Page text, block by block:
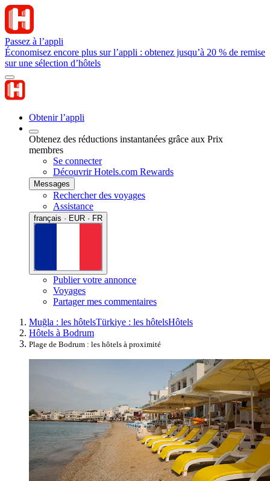
Passez à l’appli
Économisez encore plus sur l’appli : obtenez jusqu’à 20 % de remise
sur une sélection d’hôtels
Obtenir l’appli
Obtenez des réductions instantanées grâce aux Prix
membres
Se connecter
Découvrir Hotels.com Rewards
Messages
Rechercher des voyages
Assistance
français · EUR · FR
Publier votre annonce
Voyages
Partager mes commentaires
Muğla : les hôtelsTürkiye : les hôtelsHôtels
Hôtels à Bodrum
Plage de Bodrum : les hôtels à proximité